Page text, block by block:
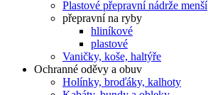
Plastové přepravní nádrže menší
přepravní na ryby
hliníkové
plastové
Vaničky, koše, haltýře
Ochranné oděvy a obuv
Holínky, broďáky, kalhoty